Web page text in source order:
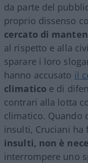
da parte del
proprio dissenso
cercato di
al rispetto e alla
sparare i loro
hanno accusato il
climatico e di
contrari alla lotta
climatico. Quando
insulti, Cruciani ha
insulti, non è
interrompere uno